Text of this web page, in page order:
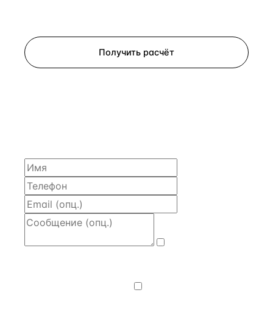
Получить расчёт